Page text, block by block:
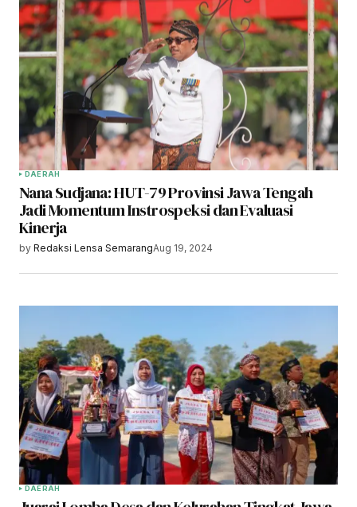
DAERAH
Nana Sudjana: HUT-79 Provinsi Jawa Tengah
Jadi Momentum Instrospeksi dan Evaluasi
Kinerja
by Redaksi Lensa SemarangAug 19, 2024
DAERAH